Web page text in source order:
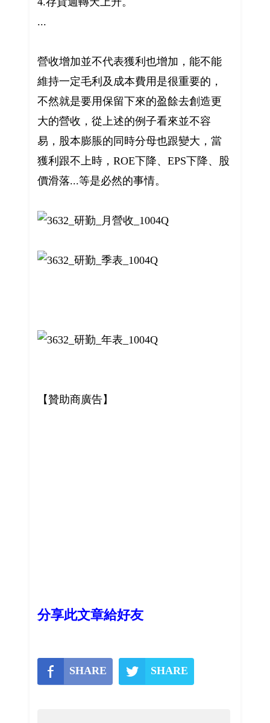
...
營收增加並不代表獲利也增加，能不能
維持一定毛利及成本費用是很重要的，
不然就是要用保留下來的盈餘去創造更
大的營收，從上述的例子看來並不容
易，股本膨脹的同時分母也跟變大，當
獲利跟不上時，ROE下降、EPS下降、股
價滑落...等是必然的事情。
【贊助商廣告】
分享此文章給好友
SHARE SHARE